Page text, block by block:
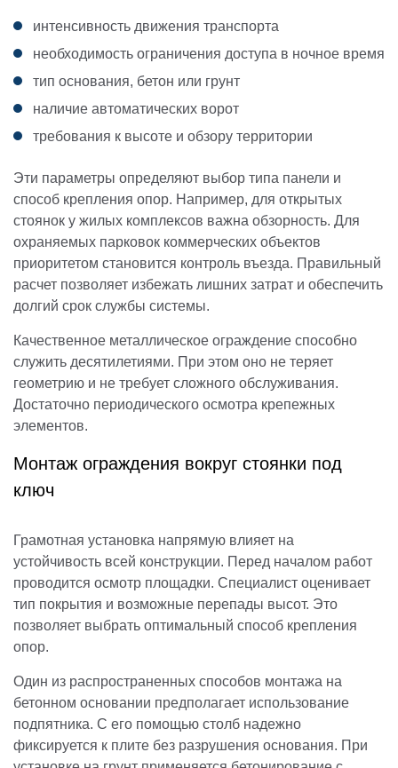
интенсивность движения транспорта
необходимость ограничения доступа в ночное время
тип основания, бетон или грунт
наличие автоматических ворот
требования к высоте и обзору территории
Эти параметры определяют выбор типа панели и
способ крепления опор. Например, для открытых
стоянок у жилых комплексов важна обзорность. Для
охраняемых парковок коммерческих объектов
приоритетом становится контроль въезда. Правильный
расчет позволяет избежать лишних затрат и обеспечить
долгий срок службы системы.
Качественное металлическое ограждение способно
служить десятилетиями. При этом оно не теряет
геометрию и не требует сложного обслуживания.
Достаточно периодического осмотра крепежных
элементов.
Монтаж ограждения вокруг стоянки под
ключ
Грамотная установка напрямую влияет на
устойчивость всей конструкции. Перед началом работ
проводится осмотр площадки. Специалист оценивает
тип покрытия и возможные перепады высот. Это
позволяет выбрать оптимальный способ крепления
опор.
Один из распространенных способов монтажа на
бетонном основании предполагает использование
подпятника. С его помощью столб надежно
фиксируется к плите без разрушения основания. При